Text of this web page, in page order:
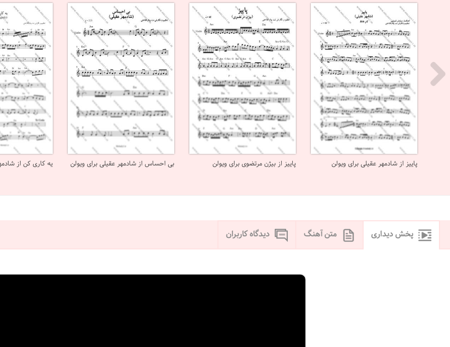
پاییز از شادمهر عقیلی برای ویولن پاییز از بیژن مرتضوی برای ویولن بی احساس از شادمهر عقیلی برای ویولن یه کاری کن از
پخش دیداری متن آهنگ دیدگاه کاربران